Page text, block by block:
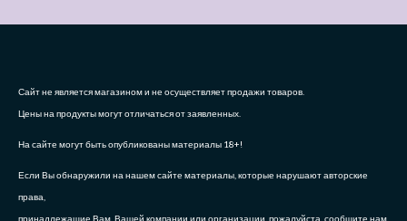
Сайт не является магазином и не осуществляет продажи товаров.
Цены на продукты могут отличаться от заявленных.
На сайте могут быть опубликованы материалы 18+!
Если Вы обнаружили на нашем сайте материалы, которые нарушают авторские
права,
принадлежащие Вам, Вашей компании или организации, пожалуйста, сообщите нам.